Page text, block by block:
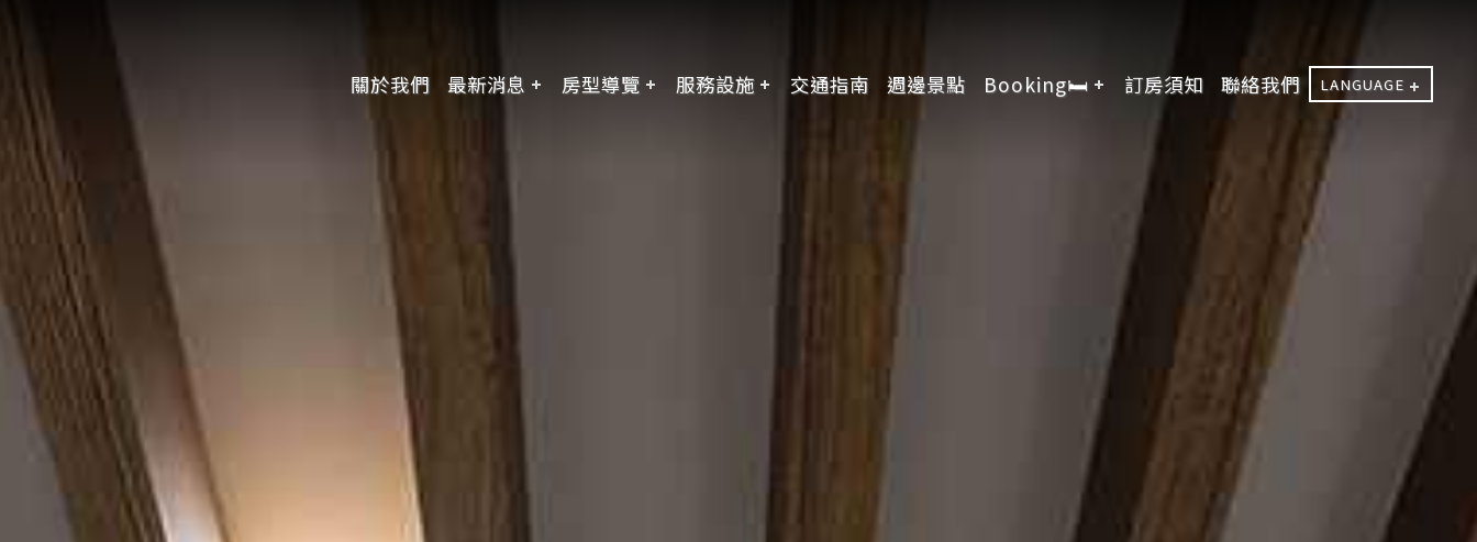
關於我們 最新消息 房型導覽 服務設施 交通指南 週邊景點 Booking🛏️ 訂房須知 聯絡我們 LANGUAGE